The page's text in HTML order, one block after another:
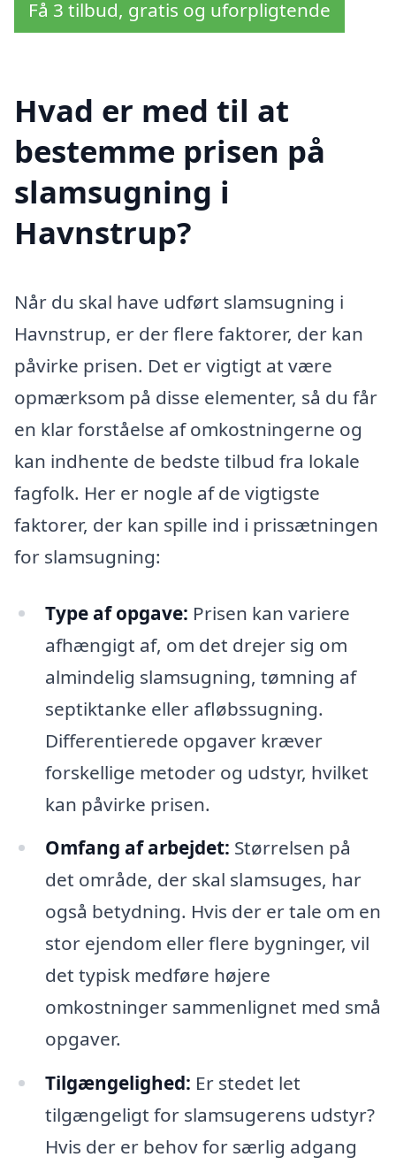
Få 3 tilbud, gratis og uforpligtende
Hvad er med til at
bestemme prisen på
slamsugning i
Havnstrup?
Når du skal have udført slamsugning i
Havnstrup, er der flere faktorer, der kan
påvirke prisen. Det er vigtigt at være
opmærksom på disse elementer, så du får
en klar forståelse af omkostningerne og
kan indhente de bedste tilbud fra lokale
fagfolk. Her er nogle af de vigtigste
faktorer, der kan spille ind i prissætningen
for slamsugning:
Type af opgave: Prisen kan variere
afhængigt af, om det drejer sig om
almindelig slamsugning, tømning af
septiktanke eller afløbssugning.
Differentierede opgaver kræver
forskellige metoder og udstyr, hvilket
kan påvirke prisen.
Omfang af arbejdet: Størrelsen på
det område, der skal slamsuges, har
også betydning. Hvis der er tale om en
stor ejendom eller flere bygninger, vil
det typisk medføre højere
omkostninger sammenlignet med små
opgaver.
Tilgængelighed: Er stedet let
tilgængeligt for slamsugerens udstyr?
Hvis der er behov for særlig adgang